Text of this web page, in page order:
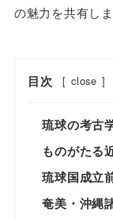
の魅力を共有しま
目次 [ close ]
琉球の考古
ものがたる
琉球国成立
奄美・沖縄